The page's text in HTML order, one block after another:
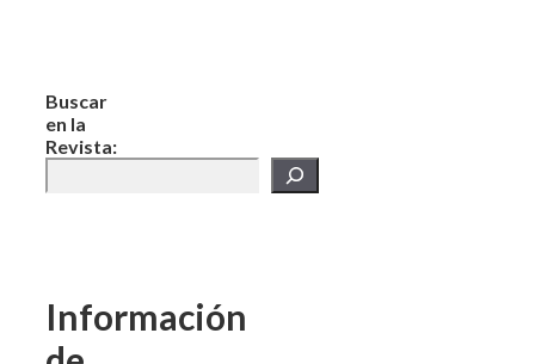
Buscar
en la
Revista:
Información